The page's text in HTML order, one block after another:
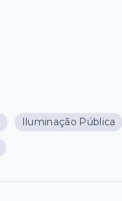
Iluminação Pública